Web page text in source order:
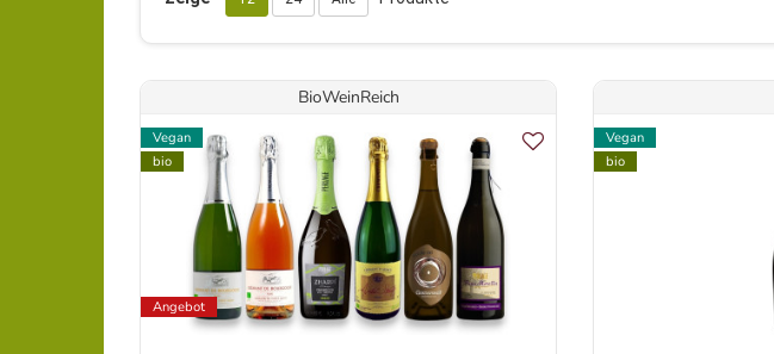
BioWeinReich
Vegan
bio
Angebot
Vegan
bio